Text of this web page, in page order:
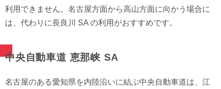
利⽤できません。名古屋⽅⾯から⾼⼭⽅⾯に向かう場合に
は、代わりに⻑良川 SA の利⽤がおすすめです。
中央⾃動⾞道 恵那峡 SA
名古屋のある愛知県を内陸沿いに結ぶ中央⾃動⾞道は、江